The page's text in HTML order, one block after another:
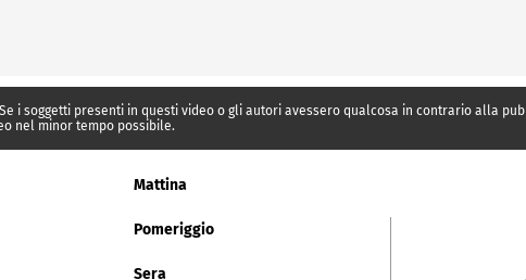
i soggetti presenti in questi video o gli autori avessero qualcosa in contrario alla
nel minor tempo possibile.
Mattina
Pomeriggio
Sera